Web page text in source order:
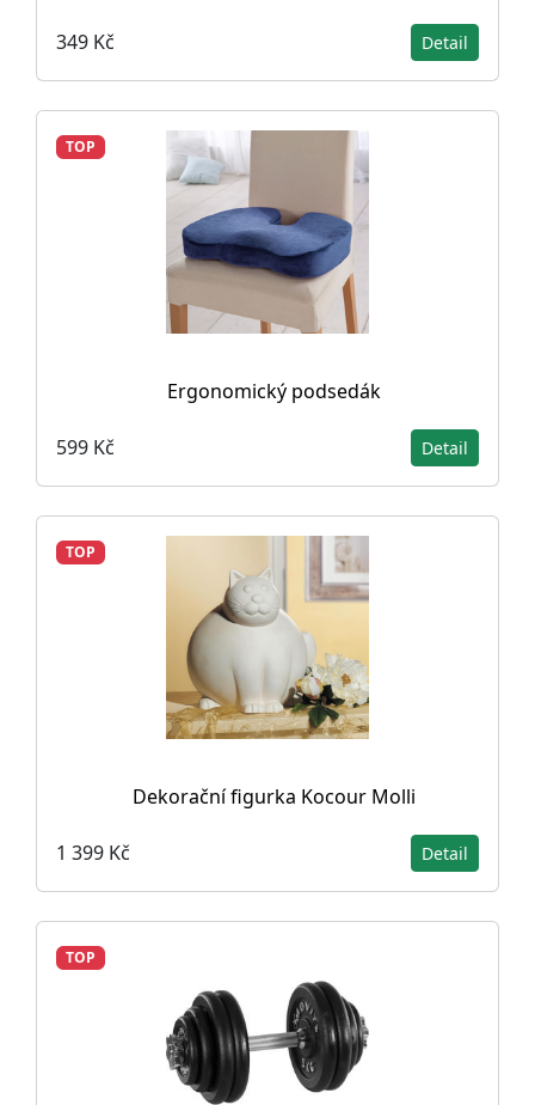
349 Kč Detail
TOP
Ergonomický podsedák
599 Kč Detail
TOP
Dekorační figurka Kocour Molli
1 399 Kč Detail
TOP